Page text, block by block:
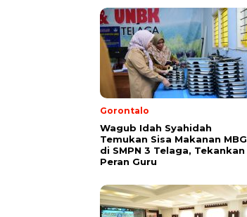
Gorontalo
Wagub Idah Syahidah
Temukan Sisa Makanan MBG
di SMPN 3 Telaga, Tekankan
Peran Guru